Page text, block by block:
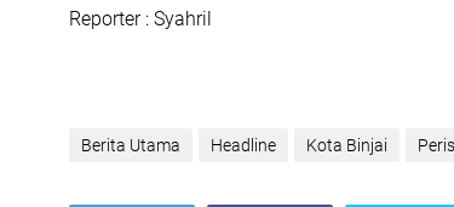
Reporter : Syahril
Berita Utama Headline Kota Binjai